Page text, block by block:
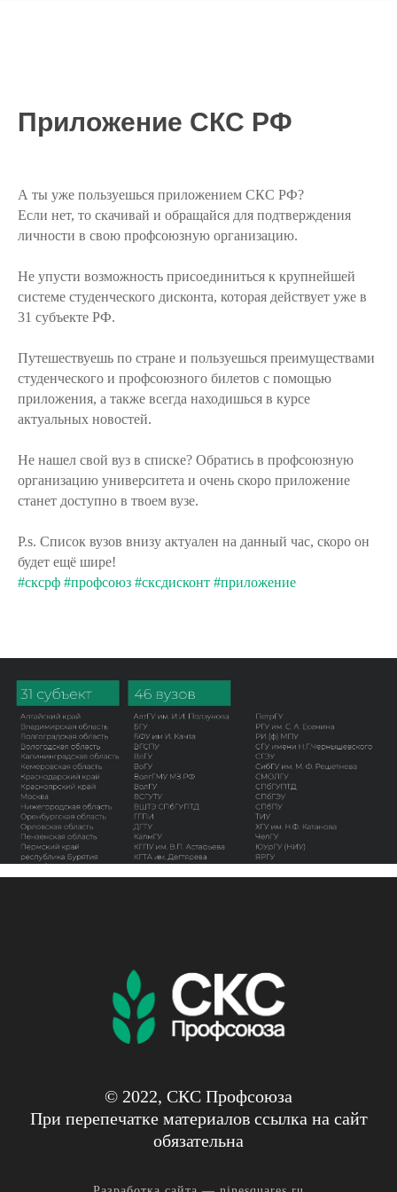
Приложение СКС РФ
А ты уже пользуешься приложением СКС РФ?
Если нет, то скачивай и обращайся для подтверждения
личности в свою профсоюзную организацию.
Не упусти возможность присоединиться к крупнейшей
системе студенческого дисконта, которая действует уже в
31 субъекте РФ.
Путешествуешь по стране и пользуешься преимуществами
студенческого и профсоюзного билетов с помощью
приложения, а также всегда находишься в курсе
актуальных новостей.
Не нашел свой вуз в списке? Обратись в профсоюзную
организацию университета и очень скоро приложение
станет доступно в твоем вузе.
P.s. Список вузов внизу актуален на данный час, скоро он
будет ещё шире!
#сксрф #профсоюз #сксдисконт #приложение
© 2022, СКС Профсоюза
При перепечатке материалов ссылка на сайт
обязательна